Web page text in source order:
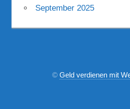
September 2025
© Geld verdienen mit